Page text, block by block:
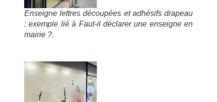
Enseigne lettres découpées et adhésifs drapeau
: exemple lié à Faut-il déclarer une enseigne en
mairie ?.